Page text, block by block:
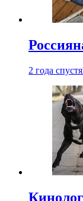
2 года спустя